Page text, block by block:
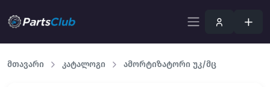
მთავარი კატალოგი ამორტიზატორი უკ/მც